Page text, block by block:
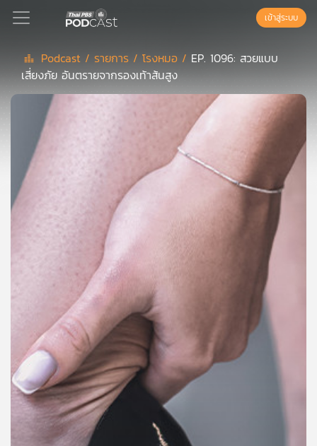
Podcast
สต์
แนะนำ
สต์
เพลง
บทความ
เข้าสู่ระบบ
Podcast / รายการ /โรงหมอ / EP. 1096: สวยแบบ
เสี่ยงภัย อันตรายจากรองเท้าส้นสูง